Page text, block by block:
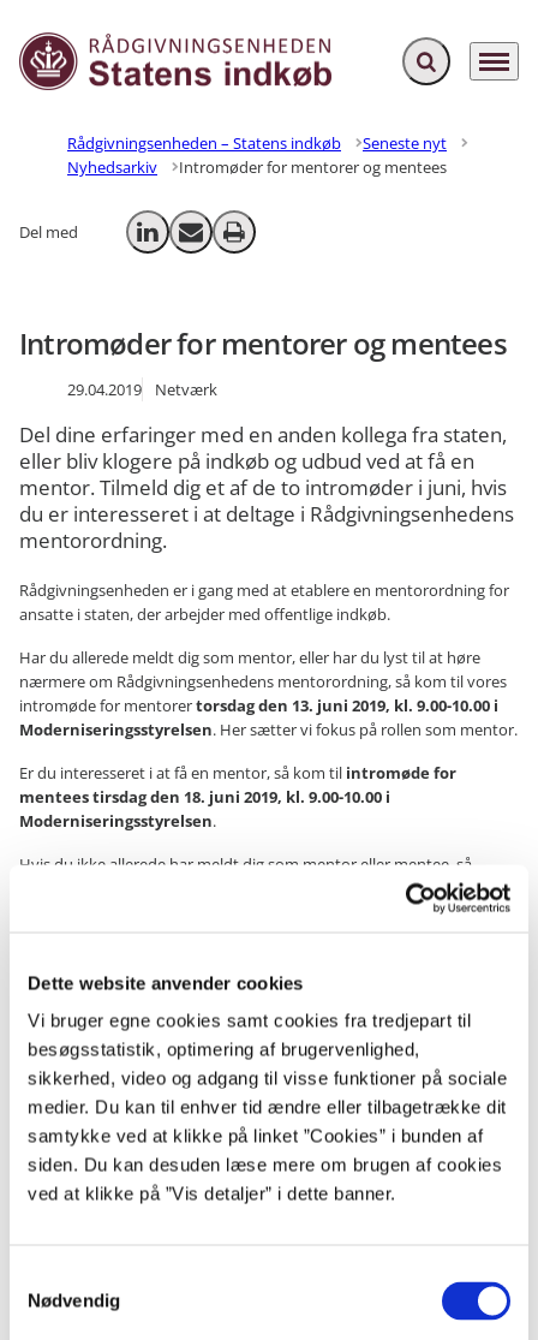
Dette website anvender cookies
Vi bruger egne cookies samt cookies fra tredjepart til
besøgsstatistik, optimering af brugervenlighed,
sikkerhed, video og adgang til visse funktioner på sociale
medier. Du kan til enhver tid ændre eller tilbagetrække dit
samtykke ved at klikke på linket ”Cookies” i bunden af
siden. Du kan desuden læse mere om brugen af cookies
ved at klikke på ”Vis detaljer” i dette banner.
Nødvendig
Gå til forsiden Fold søgefelt ud
Menu
Rådgivningsenheden – Statens indkøb
Seneste nyt
Nyhedsarkiv
Intromøder for mentorer og mentees
Del med Del på LinkedIn
Send email
Print
Intromøder for mentorer og mentees
29.04.2019 Netværk
Del dine erfaringer med en anden kollega fra staten,
eller bliv klogere på indkøb og udbud ved at få en
mentor. Tilmeld dig et af de to intromøder i juni, hvis
du er interesseret i at deltage i Rådgivningsenhedens
mentorordning.
Rådgivningsenheden er i gang med at etablere en mentorordning for
ansatte i staten, der arbejder med offentlige indkøb.
Har du allerede meldt dig som mentor, eller har du lyst til at høre
nærmere om Rådgivningsenhedens mentorordning, så kom til vores
intromøde for mentorertorsdag den 13. juni 2019, kl. 9.00-10.00 i
Moderniseringsstyrelsen. Her sætter vi fokus på rollen som mentor.
Er du interesseret i at få en mentor, så kom til intromøde for
mentees tirsdag den 18. juni 2019, kl. 9.00-10.00 i
Moderniseringsstyrelsen.
Hvis du ikke allerede har meldt dig som mentor eller mentee, så
Nyhedsbrev
Få nyt fra Rådgivningsenheden.
Tilmeld dig nyhedsbrevet
Gratis rådgivning mandag til torsdag kl. 10.00-16.00.
Fredag kl. 10.00-15.00.